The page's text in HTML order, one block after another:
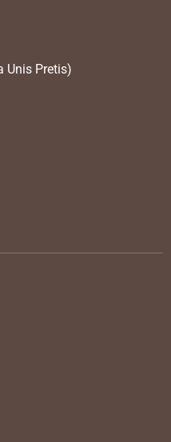
Unis Pretis)